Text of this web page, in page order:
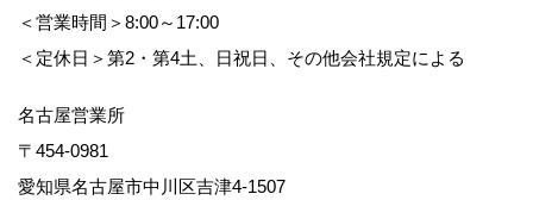
＜営業時間＞8:00～17:00
＜定休日＞第2・第4土、日祝日、その他会社規定による
名古屋営業所
〒454-0981
愛知県名古屋市中川区吉津4-1507